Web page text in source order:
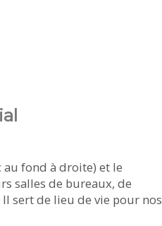
fond à droite) et le
salles de bureaux, de
sert de lieu de vie pour nos